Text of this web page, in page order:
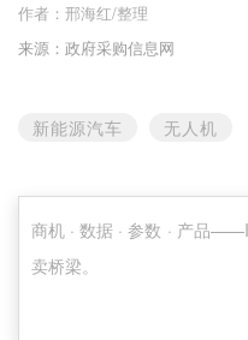
新投入进一步提升，
片式多层陶瓷电容器
电子元器件企业，力
《计划》提出七个
力攻克关键核心技
作者： 邢海红/整理
来源：政府采购信息网
新能源汽车 无人机
商机 · 数据 · 参数 · 产品
卖桥梁。